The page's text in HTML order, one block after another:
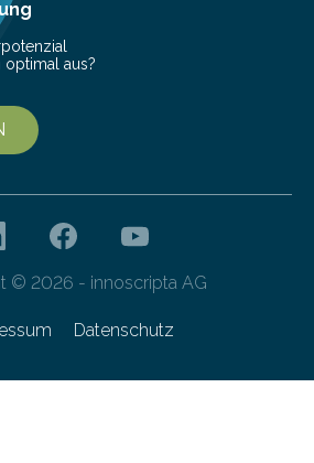
optimal aus?
© 2026 - innoscripta AG
Datenschutz